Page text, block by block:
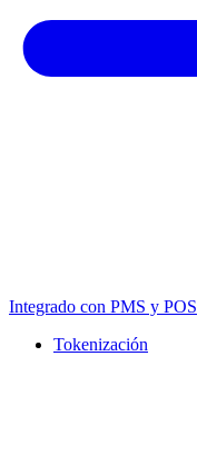
Integrado con PMS y POS
Tokenización